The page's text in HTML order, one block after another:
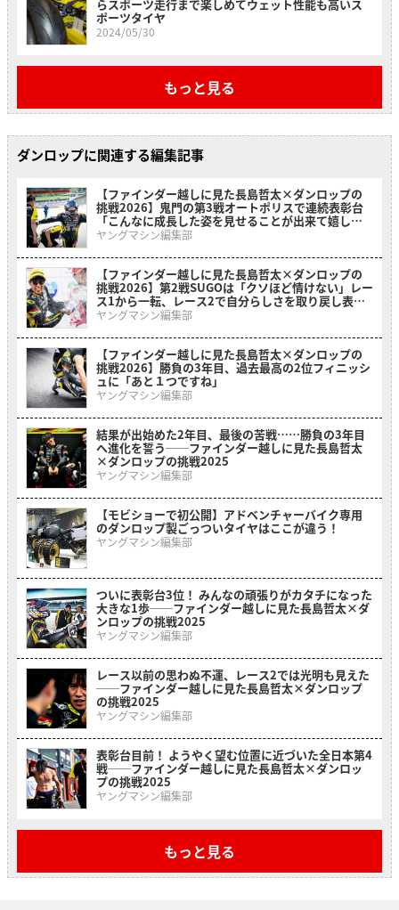
らスポーツ走行まで楽しめてウェット性能も高いス
ポーツタイヤ
2024/05/30
もっと見る
ダンロップに関連する編集記事
【ファインダー越しに見た長島哲太×ダンロップの
挑戦2026】鬼門の第3戦オートポリスで連続表彰台
「こんなに成長した姿を見せることが出来て嬉し
い」
ヤングマシン編集部
【ファインダー越しに見た長島哲太×ダンロップの
挑戦2026】第2戦SUGOは「クソほど情けない」レー
ス1から一転、レース2で自分らしさを取り戻し表彰
台に
ヤングマシン編集部
【ファインダー越しに見た長島哲太×ダンロップの
挑戦2026】勝負の3年目、過去最高の2位フィニッシ
ュに「あと１つですね」
ヤングマシン編集部
結果が出始めた2年目、最後の苦戦……勝負の3年目
へ進化を誓う──ファインダー越しに見た長島哲太
×ダンロップの挑戦2025
ヤングマシン編集部
【モビショーで初公開】アドベンチャーバイク専用
のダンロップ製ごっついタイヤはここが違う！
ヤングマシン編集部
ついに表彰台3位！ みんなの頑張りがカタチになった
大きな1歩──ファインダー越しに見た長島哲太×ダ
ンロップの挑戦2025
ヤングマシン編集部
レース以前の思わぬ不運、レース2では光明も見えた
──ファインダー越しに見た長島哲太×ダンロップ
の挑戦2025
ヤングマシン編集部
表彰台目前！ ようやく望む位置に近づいた全日本第4
戦──ファインダー越しに見た長島哲太×ダンロッ
プの挑戦2025
ヤングマシン編集部
もっと見る